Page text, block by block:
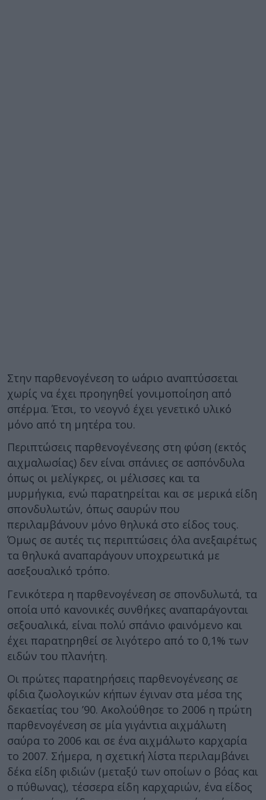
Στην παρθενογένεση το ωάριο αναπτύσσεται
χωρίς να έχει προηγηθεί γονιμοποίηση από
σπέρμα. Έτσι, το νεογνό έχει γενετικό υλικό
μόνο από τη μητέρα του.
Περιπτώσεις παρθενογένεσης στη φύση (εκτός
αιχμαλωσίας) δεν είναι σπάνιες σε ασπόνδυλα
όπως οι μελίγκρες, οι μέλισσες και τα
μυρμήγκια, ενώ παρατηρείται και σε μερικά είδη
σπονδυλωτών, όπως σαυρών που
περιλαμβάνουν μόνο θηλυκά στο είδος τους.
Όμως σε αυτές τις περιπτώσεις όλα ανεξαιρέτως
τα θηλυκά αναπαράγουν υποχρεωτικά με
ασεξουαλικό τρόπο.
Γενικότερα η παρθενογένεση σε σπονδυλωτά, τα
οποία υπό κανονικές συνθήκες αναπαράγονται
σεξουαλικά, είναι πολύ σπάνιο φαινόμενο και
έχει παρατηρηθεί σε λιγότερο από το 0,1% των
ειδών του πλανήτη.
Οι πρώτες παρατηρήσεις παρθενογένεσης σε
φίδια ζωολογικών κήπων έγιναν στα μέσα της
δεκαετίας του ’90. Ακολούθησε το 2006 η πρώτη
παρθενογένεση σε μία γιγάντια αιχμάλωτη
σαύρα το 2006 και σε ένα αιχμάλωτο καρχαρία
το 2007. Σήμερα, η σχετική λίστα περιλαμβάνει
δέκα είδη φιδιών (μεταξύ των οποίων ο βόας και
ο πύθωνας), τέσσερα είδη καρχαριών, ένα είδος